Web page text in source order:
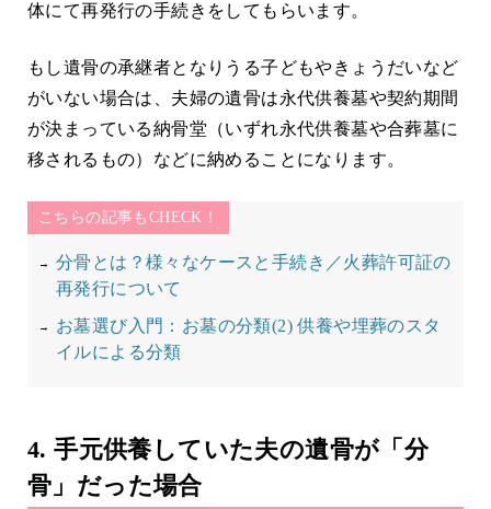
体にて再発行の手続きをしてもらいます。
もし遺骨の承継者となりうる子どもやきょうだいなど
がいない場合は、夫婦の遺骨は永代供養墓や契約期間
が決まっている納骨堂（いずれ永代供養墓や合葬墓に
移されるもの）などに納めることになります。
こちらの記事もCHECK！
分骨とは？様々なケースと手続き／火葬許可証の
再発行について
​お墓選び入門：お墓の分類(2) 供養や埋葬のスタ
イルによる分類
4. 手元供養していた夫の遺骨が「分
骨」だった場合